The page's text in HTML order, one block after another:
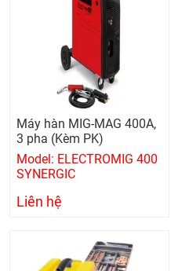
Máy hàn MIG-MAG 400A,
3 pha (Kèm PK)
Model: ELECTROMIG 400
SYNERGIC
Liên hệ